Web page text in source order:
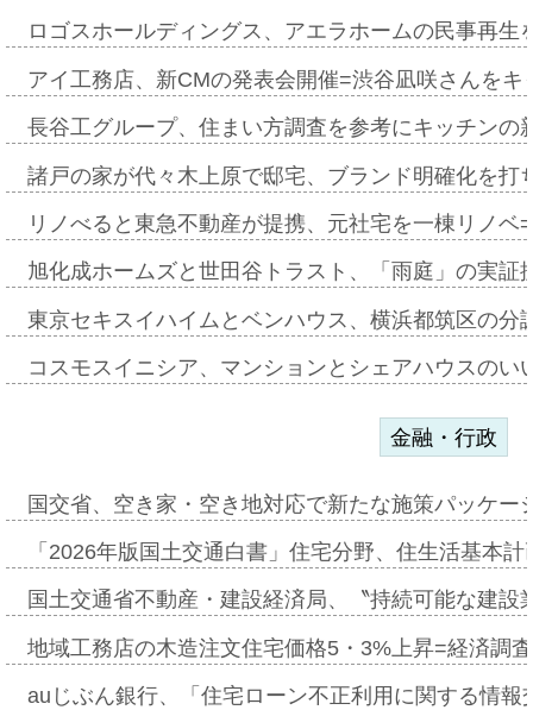
ロゴスホールディングス、アエラホームの民事再
アイ工務店、新CMの発表会開催=渋谷凪咲さんを
長谷工グループ、住まい方調査を参考にキッチン
諸戸の家が代々木上原で邸宅、ブランド明確化を
リノべると東急不動産が提携、元社宅を一棟リノ
旭化成ホームズと世田谷トラスト、「雨庭」の実
東京セキスイハイムとベンハウス、横浜都筑区の
コスモスイニシア、マンションとシェアハウスの
金融・行政
国交省、空き家・空き地対応で新たな施策パッケ
「2026年版国土交通白書」住宅分野、住生活基本
国土交通省不動産・建設経済局、〝持続可能な建
地域工務店の木造注文住宅価格5・3%上昇=経済調
auじぶん銀行、「住宅ローン不正利用に関する情